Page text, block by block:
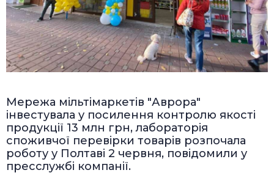
Мережа мільтімаркетів "Аврора"
інвестувала у посилення контролю якості
продукції 13 млн грн, лабораторія
споживчої перевірки товарів розпочала
роботу у Полтаві 2 червня, повідомили у
пресслужбі компанії.